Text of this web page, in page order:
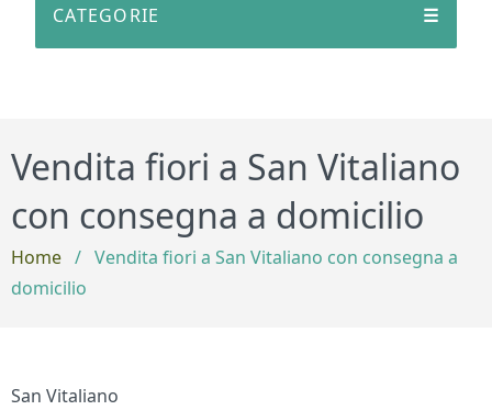
CATEGORIE ☰
Vendita fiori a San Vitaliano
con consegna a domicilio
Home / Vendita fiori a San Vitaliano con consegna a
domicilio
San Vitaliano